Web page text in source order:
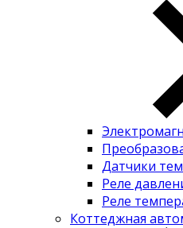
Датчики
Реле
Реле
Коттеджная